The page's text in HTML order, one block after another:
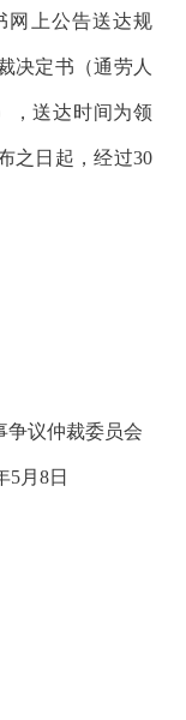
网上公告送达规
决定书 （通劳人
，送达时间为领
之日起，经过30
争议仲裁委员会
5月 8日